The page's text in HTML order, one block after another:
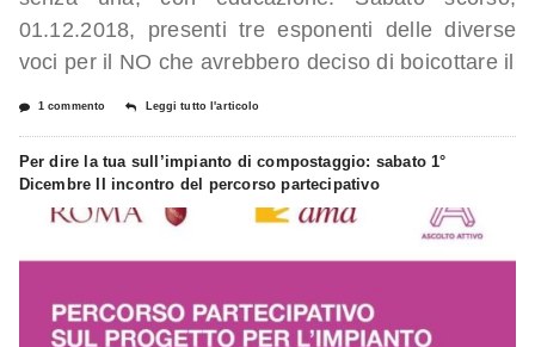
01.12.2018, presenti tre esponenti delle diverse
voci per il NO che avrebbero deciso di boicottare il
1 commento Leggi tutto l'articolo
Per dire la tua sull’impianto di compostaggio: sabato 1°
Dicembre II incontro del percorso partecipativo